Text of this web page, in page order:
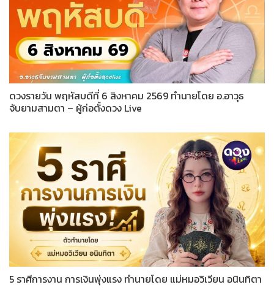
ดวงรายวัน พฤหัสบดีที่ 6 สิงหาคม 2569 ทำนายโดย อ.อาวุธ
จับยามสามตา – ผู้ก่อตั้งดวง Live
5 ราศีการงาน การเงินพุ่งแรง ทำนายโดย แม่หมอวิเวียน อนินทิตา